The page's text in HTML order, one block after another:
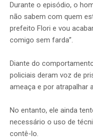
Durante o episódio, o
não sabem com quem
prefeito Flori e vou
comigo sem farda”.
Diante do
policiais deram voz de
ameaça e por atrapalhar
No entanto, ele ainda
necessário o uso de
contê-lo.